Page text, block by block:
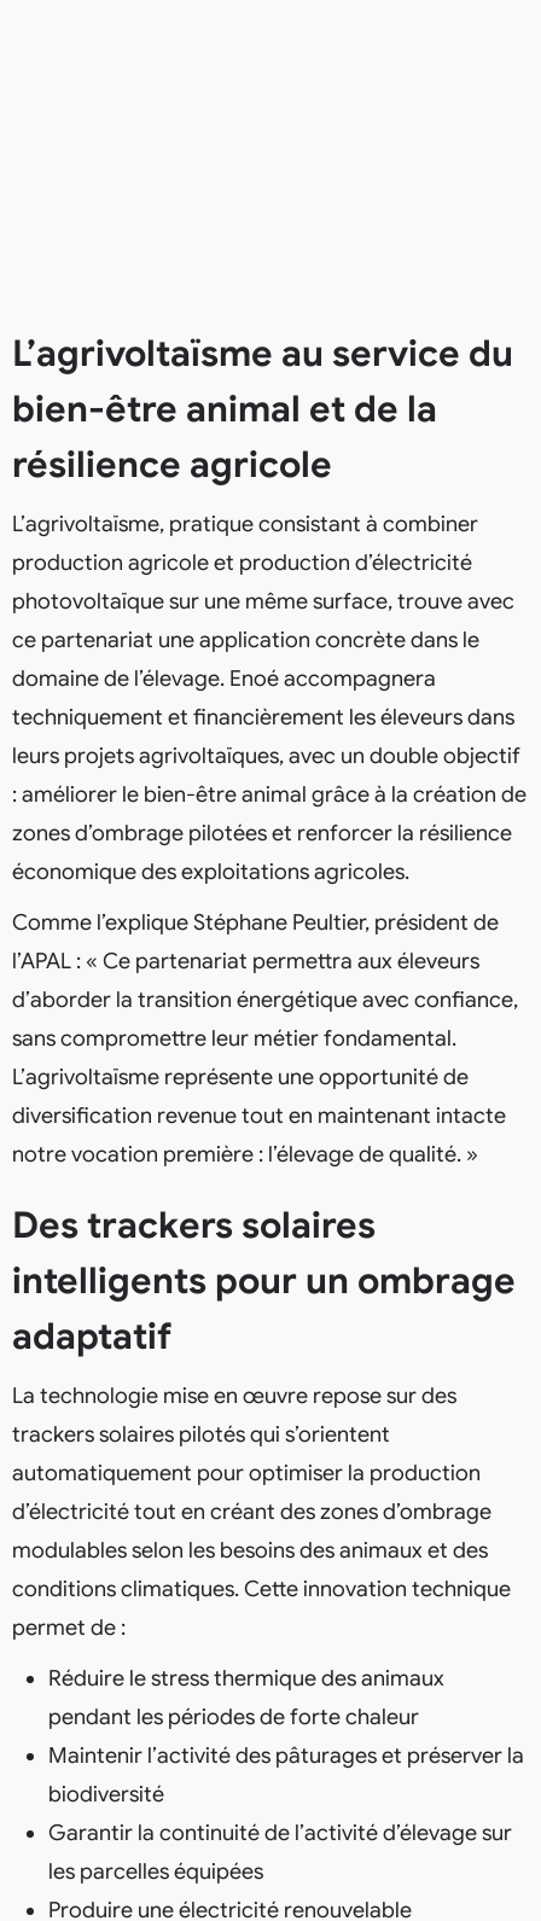
L’agrivoltaïsme au service du
bien-être animal et de la
résilience agricole
L’agrivoltaïsme, pratique consistant à combiner
production agricole et production d’électricité
photovoltaïque sur une même surface, trouve avec
ce partenariat une application concrète dans le
domaine de l’élevage. Enoé accompagnera
techniquement et financièrement les éleveurs dans
leurs projets agrivoltaïques, avec un double objectif
: améliorer le bien-être animal grâce à la création de
zones d’ombrage pilotées et renforcer la résilience
économique des exploitations agricoles.
Comme l’explique Stéphane Peultier, président de
l’APAL : « Ce partenariat permettra aux éleveurs
d’aborder la transition énergétique avec confiance,
sans compromettre leur métier fondamental.
L’agrivoltaïsme représente une opportunité de
diversification revenue tout en maintenant intacte
notre vocation première : l’élevage de qualité. »
Des trackers solaires
intelligents pour un ombrage
adaptatif
La technologie mise en œuvre repose sur des
trackers solaires pilotés qui s’orientent
automatiquement pour optimiser la production
d’électricité tout en créant des zones d’ombrage
modulables selon les besoins des animaux et des
conditions climatiques. Cette innovation technique
permet de :
Réduire le stress thermique des animaux
pendant les périodes de forte chaleur
Maintenir l’activité des pâturages et préserver la
biodiversité
Garantir la continuité de l’activité d’élevage sur
les parcelles équipées
Produire une électricité renouvelable